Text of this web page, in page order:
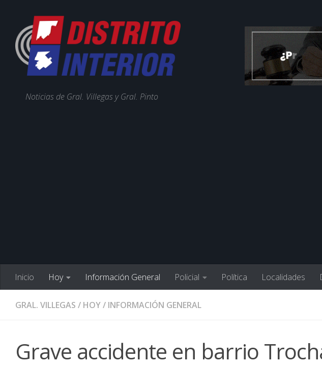
Noticias de Gral. Villegas y Gral. Pinto
Inicio Hoy Información General Policial Política Localidades
GRAL. VILLEGAS / HOY/ INFORMACIÓN GENERAL
Grave accidente en barrio